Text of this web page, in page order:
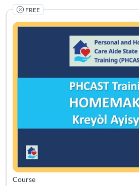
FREE
Course
Pou nouvo pwofesyonèl yo : Kou sa
Listing Catalog: PHCAST Haitian Creole
Listing Date: Self-paced